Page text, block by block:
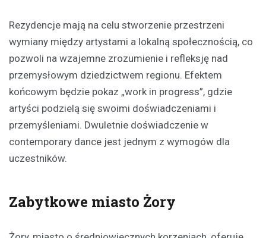
Rezydencje mają na celu stworzenie przestrzeni
wymiany między artystami a lokalną społecznością, co
pozwoli na wzajemne zrozumienie i refleksję nad
przemysłowym dziedzictwem regionu. Efektem
końcowym będzie pokaz „work in progress”, gdzie
artyści podzielą się swoimi doświadczeniami i
przemyśleniami. Dwuletnie doświadczenie w
contemporary dance jest jednym z wymogów dla
uczestników.
Zabytkowe miasto Żory